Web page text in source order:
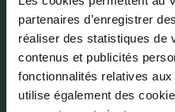
partenaires d’enregistrer
réaliser des statistiques de
contenus et publicités
fonctionnalités relatives
utilise également des
Desde el extranjero : + 33
Atención al público
9 Rue des États – 44000
Horario: